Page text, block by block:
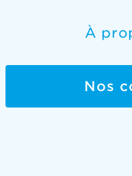
À
Nos